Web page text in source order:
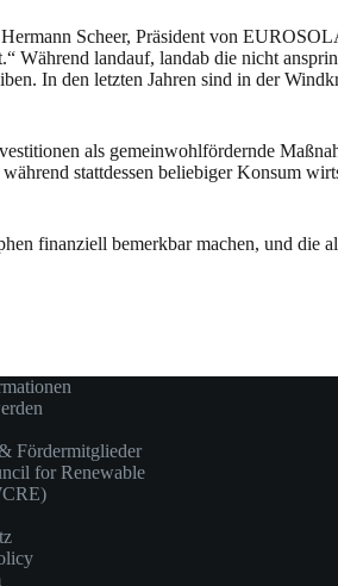
Scheer, Präsident von
Während landauf, landab die nicht
In den letzten Jahren sind in der
als gemeinwohlfördernde
stattdessen beliebiger Konsum
finanziell bemerkbar machen, und die
Fördermitglieder
for Renewable